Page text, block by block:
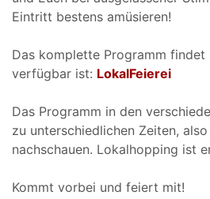
Eintritt bestens amüsieren!
Das komplette Programm findet
verfügbar ist: LokalFeierei
Das Programm in den
zu unterschiedlichen Zeiten, also
nachschauen. Lokalhopping ist
Kommt vorbei und feiert mit!